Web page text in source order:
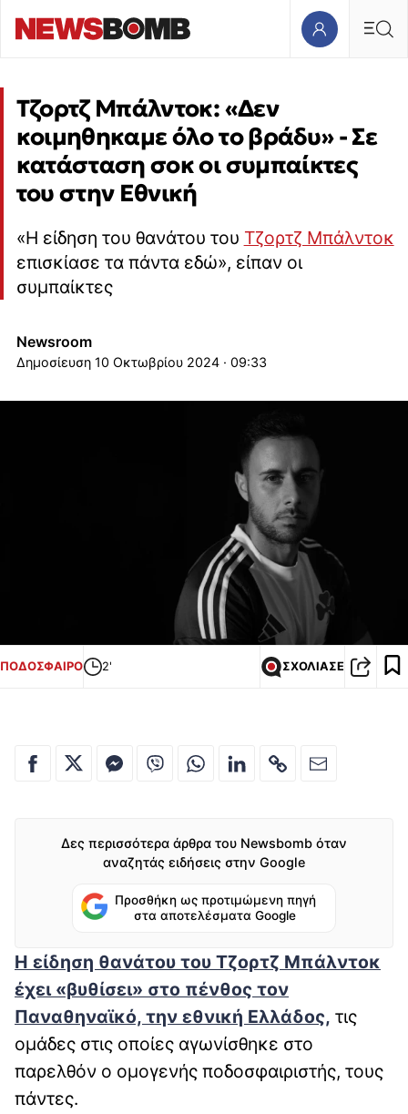
Τζορτζ Μπάλντοκ: «Δεν
κοιμηθηκαμε όλο το βράδυ» - Σε
κατάσταση σοκ οι συμπαίκτες
του στην Εθνική
«Η είδηση του θανάτου του Τζορτζ Μπάλντοκ
επισκίασε τα πάντα εδώ», είπαν οι
συμπαίκτες
Newsroom
10 Οκτωβρίου 2024 · 09:33
ΠΟΔΟΣΦΑΙΡΟ 2' ΣΧΟΛΙΑΣΕ
Δες περισσότερα άρθρα του Newsbomb όταν
αναζητάς ειδήσεις στην Google
Προσθήκη ως προτιμώμενη πηγή
στα αποτελέσματα Google
Η είδηση θανάτου του Τζορτζ Μπάλντοκ
έχει «βυθίσει» στο πένθος τον
Παναθηναϊκό, την εθνική Ελλάδος, τις
ομάδες στις οποίες αγωνίσθηκε στο
παρελθόν ο ομογενής ποδοσφαιριστής, τους
πάντες.